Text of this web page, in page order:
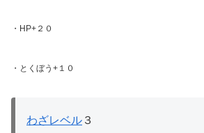
・HP+２０
・とくぼう+１０
わざレベル ３